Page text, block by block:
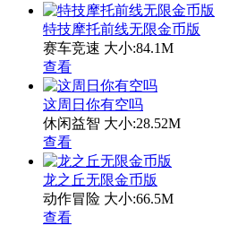
特技摩托前线无限金币版
赛车竞速 大小:84.1M
查看
这周日你有空吗
休闲益智 大小:28.52M
查看
龙之丘无限金币版
动作冒险 大小:66.5M
查看